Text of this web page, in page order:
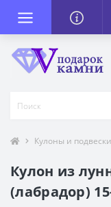
Кулоны и подвески
Кулон из
(лабрадор)